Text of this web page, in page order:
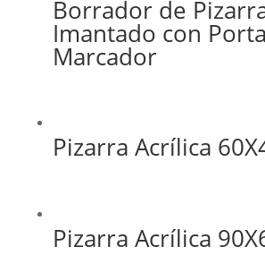
Borrador de
Imantado con Porta
Marcador
Pizarra Acrílica
Pizarra Acrílica